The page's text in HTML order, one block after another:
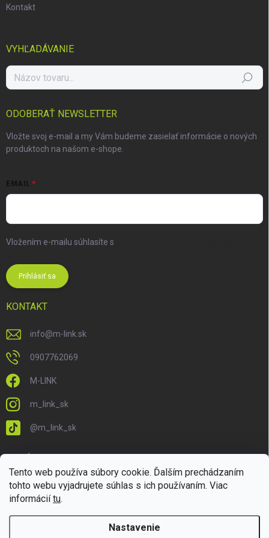
Tento web používa súbory cookie. Ďalším prechádzaním
tohto webu vyjadrujete súhlas s ich používaním. Viac
informáciítu.
Nastavenie
Kontakt
VYHĽADÁVANIE
Hľadať
ODOBERAŤ NEWSLETTER
Vložte svoj e-mail a my Vám budeme zasielať informácie o nových
produktoch na našom e-shope.
EMAIL
Vložením e-mailu súhlasíte s
Prihlásiť sa
KONTAKT
info@m-link.sk
0907762069
M-LINK
m_link_sk
@m_link_sk